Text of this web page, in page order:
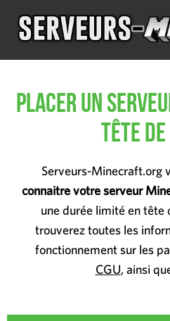
Placer un
tête
Serveurs-Minecraft.org
connaitre votre serveur
une durée limité en tête
trouverez toutes les
fonctionnement sur les
CGU, ainsi